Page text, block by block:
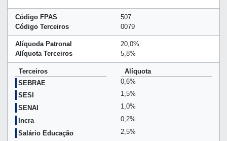
Código FPAS
507
Código Terceiros
0079
Alíquoda Patronal
20,0%
Alíquota Terceiros
5,8%
Terceiros
Alíquota
SEBRAE
0,6%
SESI
1,5%
SENAI
1,0%
Incra
0,2%
Salário Educação
2,5%